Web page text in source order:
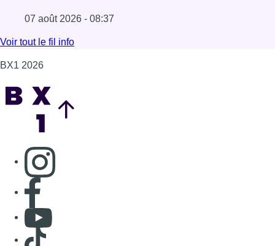
07 août 2026 - 08:37
Lire l'article La grève chez Bpost a eu un “impact
Voir tout le fil info
BX1 2026
Consulter page Instagram
Consulter page Facebook
Consulter Youtube
Consulter TikTok